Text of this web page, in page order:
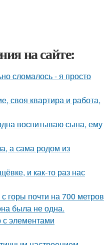
на сайте:
сломалось - я просто
своя квартира и работа,
воспитываю сына, ему
а сама родом из
и как-то раз нас
горы почти на 700 метров
была не одна.
с элементами